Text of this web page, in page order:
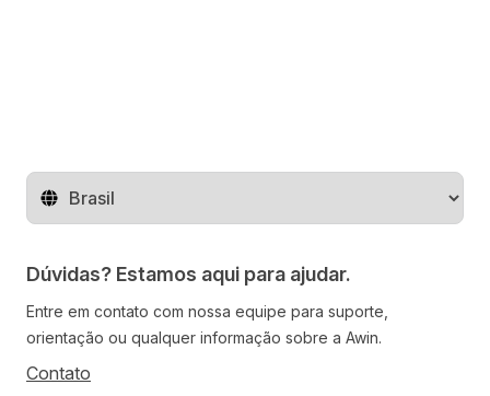
Mude o território
Dúvidas? Estamos aqui para ajudar.
Entre em contato com nossa equipe para suporte,
orientação ou qualquer informação sobre a Awin.
Contato